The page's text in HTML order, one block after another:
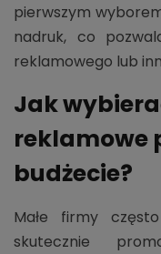
pierwszym
nadruk, co
reklamowego lub
Jak
reklamowe
budżecie?
Małe firmy
skutecznie